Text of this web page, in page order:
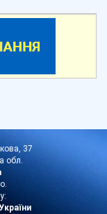
37
обл.